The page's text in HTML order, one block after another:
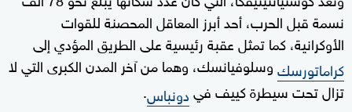
نسمة قبل الحرب، أحد أبرز المعاقل المحصنة للقوات
الأوكرانية، كما تمثل عقبة رئيسية على الطريق المؤدي إلى
كراماتورسكوسلوفيانسك، وهما من آخر المدن الكبرى التي لا
تزال تحت سيطرة كييف فيدونباس.